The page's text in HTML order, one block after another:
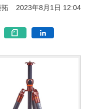
2023年8月1日 12:04